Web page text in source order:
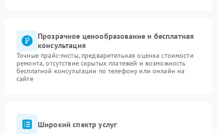
Прозрачное ценообразование и бесплатная
консультация
Точные прайс-листы, предварительная оценка стоимости
ремонта, отсутствие скрытых платежей и возможность
бесплатной консультации по телефону или онлайн на
сайте
Широкий спектр услуг